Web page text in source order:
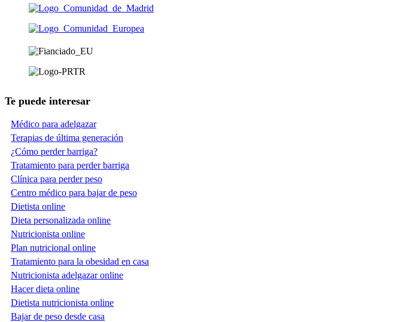
Te puede interesar
Médico para adelgazar
Terapias de última generación
¿Cómo perder barriga?
Tratamiento para perder barriga
Clínica para perder peso
Centro médico para bajar de peso
Dietista online
Dieta personalizada online
Nutricionista online
Plan nutricional online
Tratamiento para la obesidad en casa
Nutricionista adelgazar online
Hacer dieta online
Dietista nutricionista online
Bajar de peso desde casa